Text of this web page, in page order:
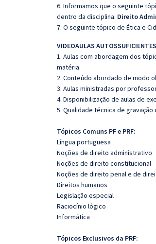
6. Informamos que o seguinte
dentro da disciplina: Direito
7. O seguinte tópico de Ética e
VIDEOAULAS
1. Aulas com abordagem dos
matéria.
2. Conteúdo abordado de modo
3. Aulas ministradas por
4. Disponibilização de aulas de
5. Qualidade técnica de
Tópicos Comuns PF e PRF:
Língua portuguesa
Noções de direito administrativo
Noções de direito constitucional
Noções de direito penal e de
Direitos humanos
Legislação especial
Raciocínio lógico
Informática
Tópicos Exclusivos da PRF: